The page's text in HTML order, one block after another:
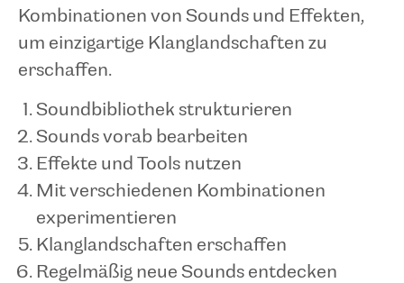
Kombinationen von Sounds und Effekten,
um einzigartige Klanglandschaften zu
erschaffen.
Soundbibliothek strukturieren
Sounds vorab bearbeiten
Effekte und Tools nutzen
Mit verschiedenen Kombinationen
experimentieren
Klanglandschaften erschaffen
Regelmäßig neue Sounds entdecken